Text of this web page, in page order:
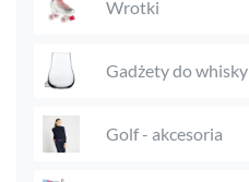
Wrotki
Gadżety do whisky
Golf - akcesoria